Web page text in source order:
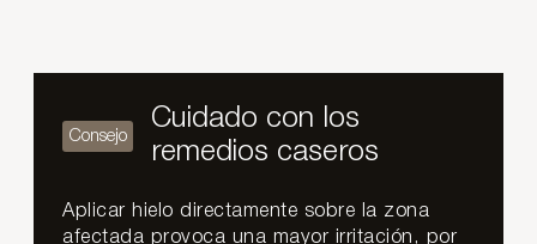
Cuidado con los
remedios caseros
Aplicar hielo directamente sobre la zona
afectada provoca una mayor irritación, por